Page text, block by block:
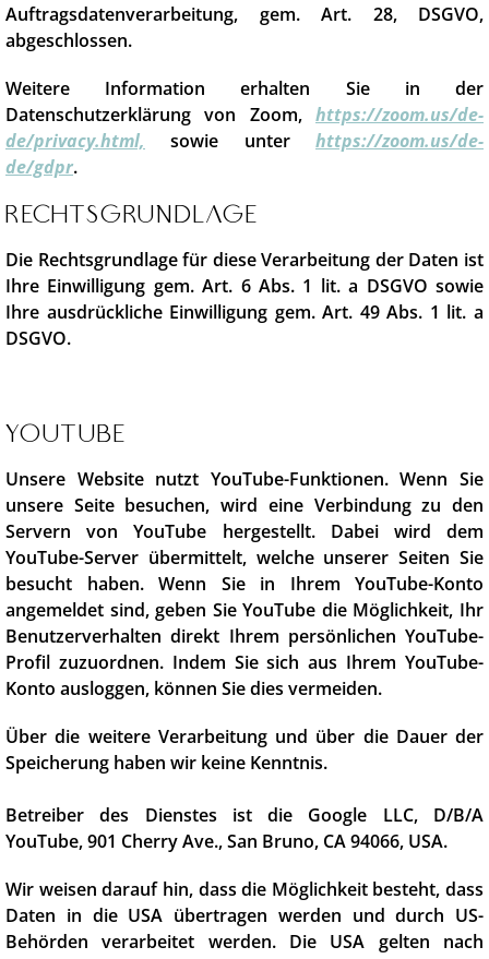
Auftragsdatenverarbeitung, gem. Art. 28, DSGVO,
abgeschlossen.
Weitere Information erhalten Sie in der
Datenschutzerklärung von Zoom, https://zoom.us/de-
de/privacy.html, sowie unter https://zoom.us/de-
de/gdpr.
Rechtsgrundlage
Die Rechtsgrundlage für diese Verarbeitung der Daten ist
Ihre Einwilligung gem. Art. 6 Abs. 1 lit. a DSGVO sowie
Ihre ausdrückliche Einwilligung gem. Art. 49 Abs. 1 lit. a
DSGVO.
YouTube
Unsere Website nutzt YouTube-Funktionen. Wenn Sie
unsere Seite besuchen, wird eine Verbindung zu den
Servern von YouTube hergestellt. Dabei wird dem
YouTube-Server übermittelt, welche unserer Seiten Sie
besucht haben. Wenn Sie in Ihrem YouTube-Konto
angemeldet sind, geben Sie YouTube die Möglichkeit, Ihr
Benutzerverhalten direkt Ihrem persönlichen YouTube-
Profil zuzuordnen. Indem Sie sich aus Ihrem YouTube-
Konto ausloggen, können Sie dies vermeiden.
Über die weitere Verarbeitung und über die Dauer der
Speicherung haben wir keine Kenntnis.
Betreiber des Dienstes ist die Google LLC, D/B/A
YouTube, 901 Cherry Ave., San Bruno, CA 94066, USA.
Wir weisen darauf hin, dass die Möglichkeit besteht, dass
Daten in die USA übertragen werden und durch US-
Behörden verarbeitet werden. Die USA gelten nach